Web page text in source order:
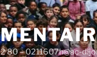
80 – 0211607h@ac-